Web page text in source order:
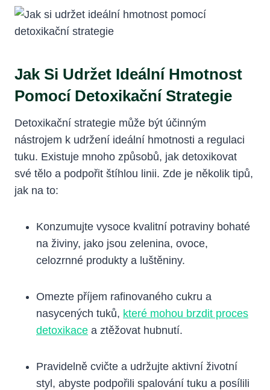
Jak Si Udržet Ideální Hmotnost
Pomocí Detoxikační Strategie
Detoxikační strategie může být účinným
nástrojem k⁤ udržení ideální hmotnosti⁢ a regulaci​
tuku. Existuje mnoho způsobů, jak detoxikovat
své tělo a podpořit štíhlou linii. Zde je⁢ několik tipů,
jak na to:
Konzumujte vysoce kvalitní potraviny bohaté
na živiny, jako jsou zelenina, ovoce,
celozrnné produkty a‌ luštěniny.
Omezte ‌příjem rafinovaného cukru a
nasycených tuků, které mohou brzdit proces
detoxikace a ztěžovat hubnutí.
Pravidelně cvičte a udržujte aktivní životní
styl, ⁣abyste podpořili spalování tuku a posílili